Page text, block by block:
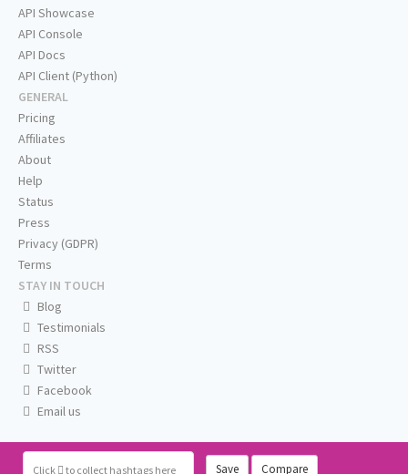
Click to collect hashtags here Save Compare
API Showcase
API Console
API Docs
API Client (Python)
GENERAL
Pricing
Affiliates
About
Help
Status
Press
Privacy (GDPR)
Terms
STAY IN TOUCH
Blog
Testimonials
RSS
Twitter
Facebook
Email us